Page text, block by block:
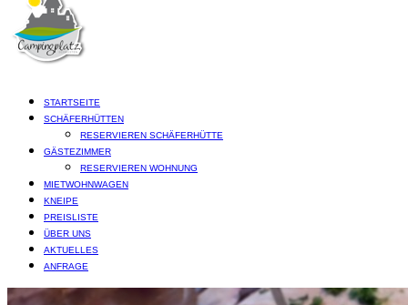
STARTSEITE
SCHÄFERHÜTTEN
RESERVIEREN SCHÄFERHÜTTE
GÄSTEZIMMER
RESERVIEREN WOHNUNG
MIETWOHNWAGEN
KNEIPE
PREISLISTE
ÜBER UNS
AKTUELLES
ANFRAGE